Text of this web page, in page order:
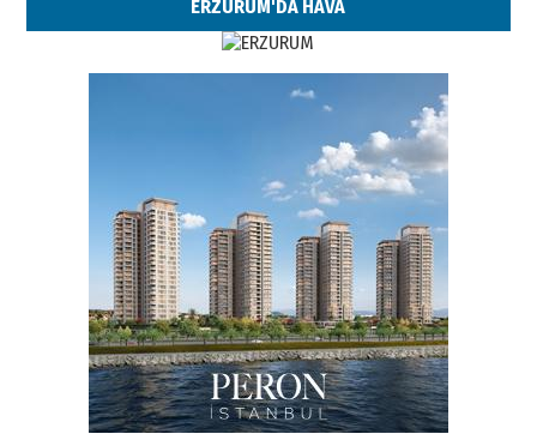
ERZURUM'DA HAVA
Esat BİNDESEN
Başkan Sekmen’den Erzurum’a
bir vizyon proje daha!
02 Ağustos 2026 Pazar
Kadir SABUNCUOĞLU
Erzurumspor’un köşe taşları
29 Haziran 2026 Pazartesi